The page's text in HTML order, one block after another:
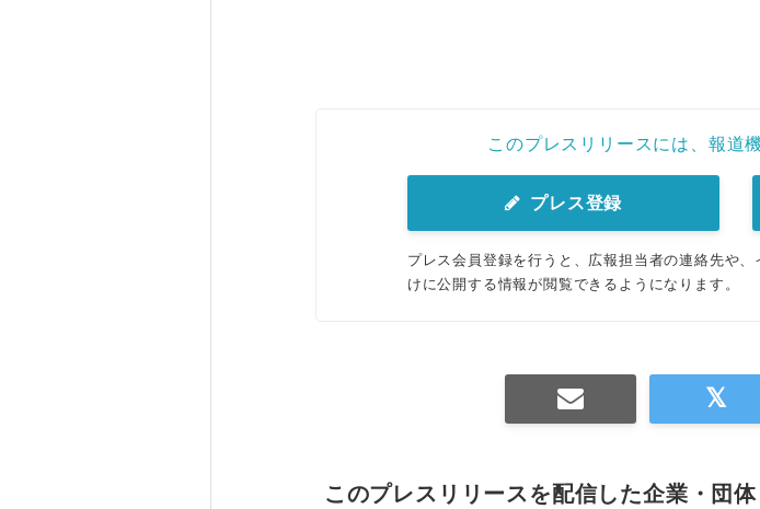
このプレスリリースには、報道
プレス登録
プレス会員登録を行うと、広報担当者の連絡先や
けに公開する情報が閲覧できるようになります。
このプレスリリースを配信した企業・団体